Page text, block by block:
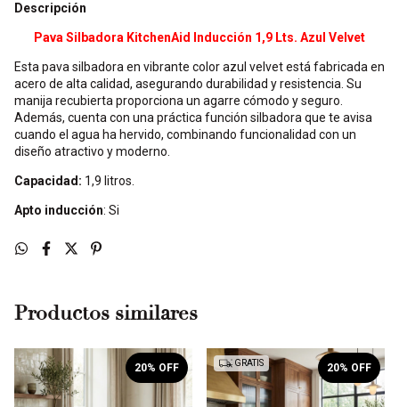
Descripción
Pava Silbadora KitchenAid Inducción 1,9 Lts. Azul Velvet
Esta pava silbadora en vibrante color azul velvet está fabricada en
acero de alta calidad, asegurando durabilidad y resistencia. Su
manija recubierta proporciona un agarre cómodo y seguro.
Además, cuenta con una práctica función silbadora que te avisa
cuando el agua ha hervido, combinando funcionalidad con un
diseño atractivo y moderno.
Capacidad: 1,9 litros.
Apto inducción: Si
Productos similares
20% OFF GRATIS 20% OFF